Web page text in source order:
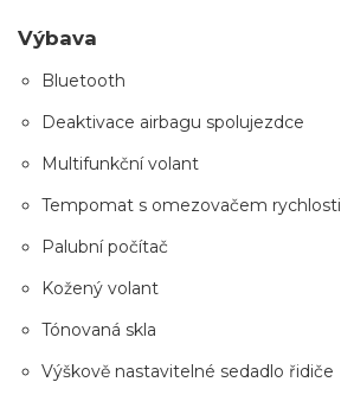
Výbava
Bluetooth
Deaktivace airbagu spolujezdce
Multifunkční volant
Tempomat s omezovačem rychlosti
Palubní počítač
Kožený volant
Tónovaná skla
Výškově nastavitelné sedadlo řidiče